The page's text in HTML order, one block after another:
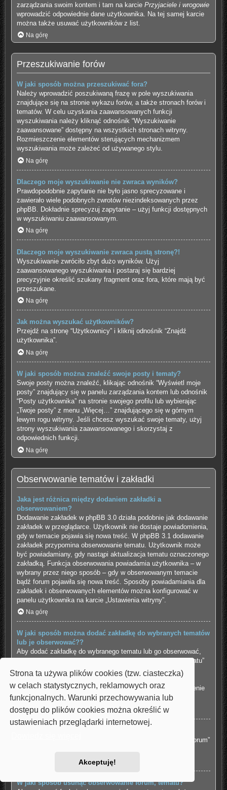
Strona ta używa plików cookies (tzw. ciasteczka)
w celach statystycznych, reklamowych oraz
funkcjonalnych. Warunki przechowywania lub
dostępu do plików cookies można określić w
ustawieniach przeglądarki internetowej.
Akceptuję!
zarządzania swoim kontem i tam na karcie Przyjaciele i wrogowie
wprowadzić odpowiednie dane użytkownika. Na tej samej karcie
można także usuwać użytkowników z list.
Na górę
Przeszukiwanie forów
W jaki sposób można przeszukiwać fora?
Należy wprowadzić poszukiwaną frazę w pole wyszukiwania
znajdujące się na stronie wykazu forów, a także stronach forów i
tematów. W celu uzyskania zaawansowanych funkcji
wyszukiwania należy kliknąć odnośnik “Wyszukiwanie
zaawansowane” dostępny na wszystkich stronach witryny.
Rozmieszczenie elementów sterujących mechanizmem
wyszukiwania może zależeć od używanego stylu.
Na górę
Dlaczego moje wyszukiwanie nie zwraca wyników?
Prawdopodobnie zapytanie nie było jasno sprecyzowane i
zawierało wiele podobnych zwrotów niezindeksowanych przez
phpBB. Dokładnie sprecyzuj zapytanie – użyj funkcji dostępnych
w wyszukiwaniu zaawansowanym.
Na górę
Dlaczego moje wyszukiwanie zwraca pustą stronę?!
Wyszukiwanie zwróciło zbyt dużo wyników. Użyj
zaawansowanego wyszukiwania i postaraj się bardziej
precyzyjnie określić szukany fragment oraz fora, które mają być
przeszukane.
Na górę
Jak można wyszukać użytkowników?
Przejdź na stronę “Użytkownicy” i kliknij odnośnik “Znajdź
użytkownika”.
Na górę
W jaki sposób można znaleźć swoje posty i tematy?
Swoje posty można znaleźć, klikając odnośnik “Wyświetl moje
posty” znajdujący się w panelu zarządzania kontem lub odnośnik
“Posty użytkownika” na stronie swojego profilu lub wybierając
„Twoje posty” z menu „Więcej…” znajdującego się w górnym
lewym rogu witryny. Jeśli chcesz wyszukać swoje tematy, użyj
strony wyszukiwania zaawansowanego i skorzystaj z
odpowiednich funkcji.
Na górę
Obserwowanie tematów i zakładki
Jaka jest różnica między dodaniem zakładki a
obserwowaniem?
Dodawanie zakładek w phpBB 3.0 działa podobnie jak dodawanie
zakładek w przeglądarce. Użytkownik nie dostaje powiadomienia,
gdy w temacie pojawia się nowa treść. W phpBB 3.1 dodawanie
zakładek przypomina obserwowanie tematu. Użytkownik może
być powiadamiany, gdy nastąpi aktualizacja tematu oznaczonego
zakładką. Funkcja obserwowania powiadamia użytkownika – w
wybrany przez niego sposób – gdy w obserwowanym temacie
bądź forum pojawiła się nowa treść. Sposoby powiadamiania dla
zakładek i obserwowanych elementów można konfigurować w
panelu użytkownika na karcie „Ustawienia witryny”.
Na górę
W jaki sposób można dodać zakładkę do wybranych tematów
lub je obserwować??
Aby dodać zakładkę do wybranego tematu lub go obserwować,
należy kliknąć odpowiedni odnośnik w menu “Narzędzia tematu”
znajdujące się na górze i na dole wątku.
Udzielenie odpowiedzi w temacie, gdy jest aktywna funkcja
“Powiadamiaj o opublikowaniu odpowiedzi” spowoduje włączenie
obserwowania tematu.
Na górę
Aby obserwować wybrane forum, należy kliknąć „Obserwuj forum”
W jaki sposób usunąć obserwowanie forum, tematu?